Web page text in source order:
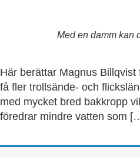
Med en damm kan
Här berättar Magnus
få fler trollsände- och
med mycket bred bakkropp
föredrar mindre vatten som